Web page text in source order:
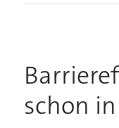
schon